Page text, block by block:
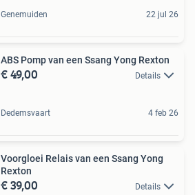
Genemuiden 22 jul 26
ABS Pomp van een Ssang Yong Rexton
€ 49,00 Details
Dedemsvaart 4 feb 26
Voorgloei Relais van een Ssang Yong
Rexton
€ 39,00 Details